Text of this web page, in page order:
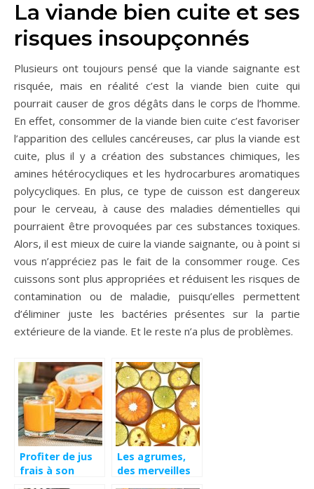
La viande bien cuite et ses
risques insoupçonnés
Plusieurs ont toujours pensé que la viande saignante est
risquée, mais en réalité c’est la viande bien cuite qui
pourrait causer de gros dégâts dans le corps de l’homme.
En effet, consommer de la viande bien cuite c’est favoriser
l’apparition des cellules cancéreuses, car plus la viande est
cuite, plus il y a création des substances chimiques, les
amines hétérocycliques et les hydrocarbures aromatiques
polycycliques. En plus, ce type de cuisson est dangereux
pour le cerveau, à cause des maladies démentielles qui
pourraient être provoquées par ces substances toxiques.
Alors, il est mieux de cuire la viande saignante, ou à point si
vous n’appréciez pas le fait de la consommer rouge. Ces
cuissons sont plus appropriées et réduisent les risques de
contamination ou de maladie, puisqu’elles permettent
d’éliminer juste les bactéries présentes sur la partie
extérieure de la viande. Et le reste n’a plus de problèmes.
Profiter de jus
frais à son
Les agrumes,
des merveilles